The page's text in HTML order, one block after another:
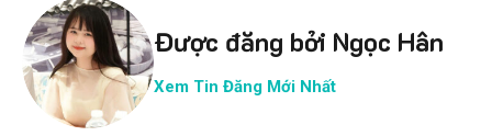
Được đăng bởi Ngọc Hân
Xem Tin Đăng Mới Nhất